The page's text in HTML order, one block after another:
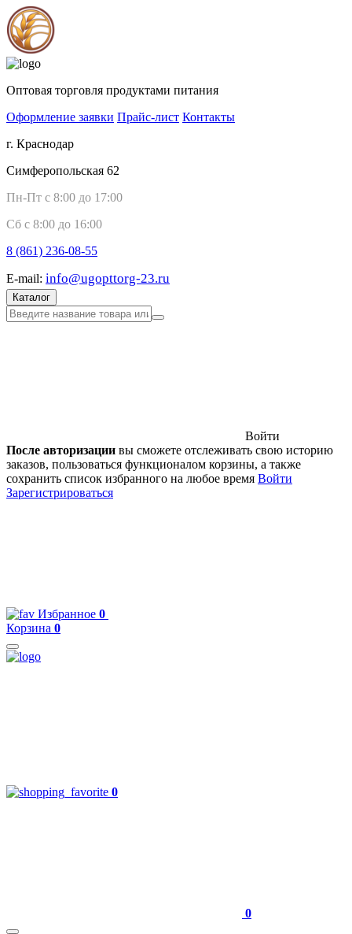
Оптовая торговля продуктами питания
Оформление заявки Прайс-лист Контакты
г. Краснодар
Симферопольская 62
Пн-Пт с 8:00 до 17:00
Сб с 8:00 до 16:00
8 (861) 236-08-55
E-mail: info@ugopttorg-23.ru
Каталог
Войти
После авторизации вы сможете отслеживать свою историю
заказов, пользоваться функционалом корзины, а также
сохранить список избранного на любое время Войти
Зарегистрироваться
Избранное 0
Корзина 0
0
0